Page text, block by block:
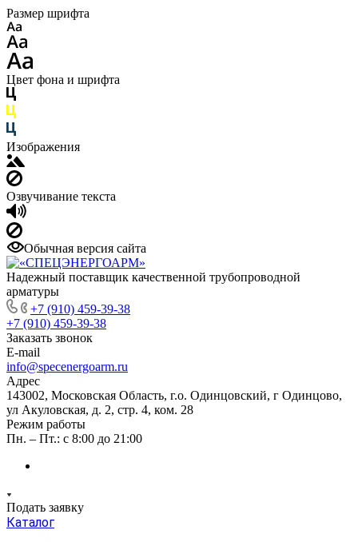
Размер шрифта
Цвет фона и шрифта
Изображения
Озвучивание текста
Обычная версия сайта
Надежный поставщик качественной трубопроводной
арматуры
+7 (910) 459-39-38
+7 (910) 459-39-38
Заказать звонок
E-mail
info@specenergoarm.ru
Адрес
143002, Московская Область, г.о. Одинцовский, г Одинцово,
ул Акуловская, д. 2, стр. 4, ком. 28
Режим работы
Пн. – Пт.: с 8:00 до 21:00
Подать заявку
Каталог